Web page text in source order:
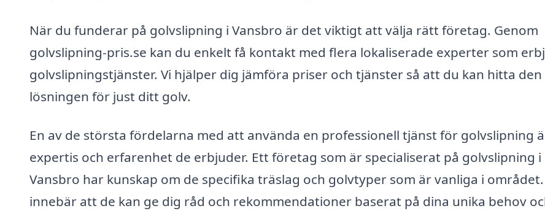
När du funderar på golvslipning i Vansbro är det viktigt att välja rätt företag. Genom
golvslipning-pris.se kan du enkelt få kontakt med flera lokaliserade experter som
golvslipningstjänster. Vi hjälper dig jämföra priser och tjänster så att du kan hitta den
lösningen för just ditt golv.
En av de största fördelarna med att använda en professionell tjänst för golvslipning
expertis och erfarenhet de erbjuder. Ett företag som är specialiserat på golvslipning i
Vansbro har kunskap om de specifika träslag och golvtyper som är vanliga i
innebär att de kan ge dig råd och rekommendationer baserat på dina unika behov